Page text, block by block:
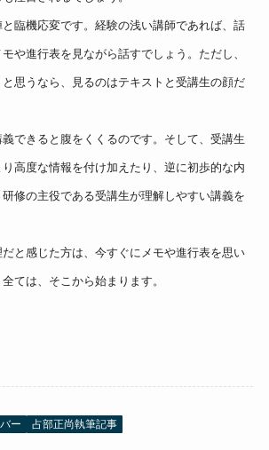
臨機応変です。経験の浅い講師であれば、話
や進行表を見ながら話すでしょう。ただし
思うなら、見るのはテキストと受講生の顔だ
できると腹をくくるのです。そして、受講生
高度な情報を付け加えたり、逆に初歩的な内
修の主役である受講生が理解しやすい講義を
と感じた方は、今すぐにメモや進行表を思い
ては、そこから始まります。
ー 占部正尚執筆記事